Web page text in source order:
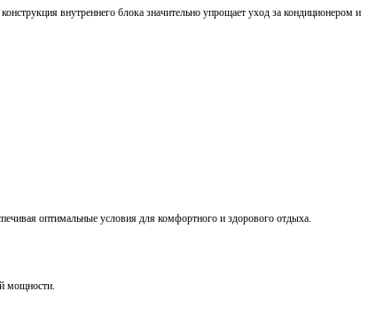
внутреннего блока значительно упрощает уход за кондиционером и
оптимальные условия для комфортного и здорового отдыха.
мощности.